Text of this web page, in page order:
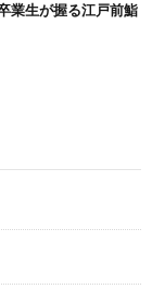
業生が握る江戸前鮨